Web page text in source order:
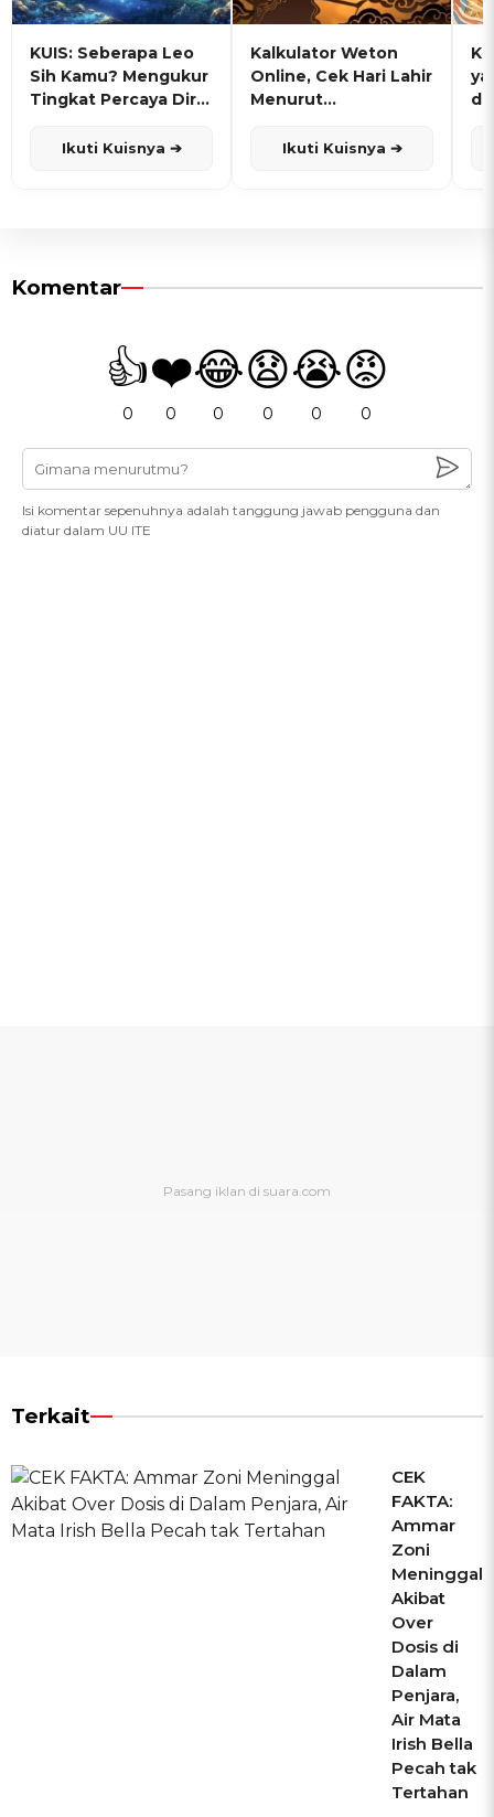
KUIS: Seberapa Leo
Sih Kamu? Mengukur
Tingkat Percaya Diri
Ikuti Kuisnya ➔
Kalkulator Weton
Online, Cek Hari Lahir
Menurut
Ikuti Kuisnya ➔
Komentar
👍
0
❤️
0
😂
0
😧
0
😭
0
😡
0
Isi komentar sepenuhnya adalah tanggung jawab pengguna dan
diatur dalam UU ITE
Terkait
CEK
FAKTA:
Ammar
Zoni
Meninggal
Akibat
Over
Dosis di
Dalam
Penjara,
Air Mata
Irish Bella
Pecah tak
Tertahan